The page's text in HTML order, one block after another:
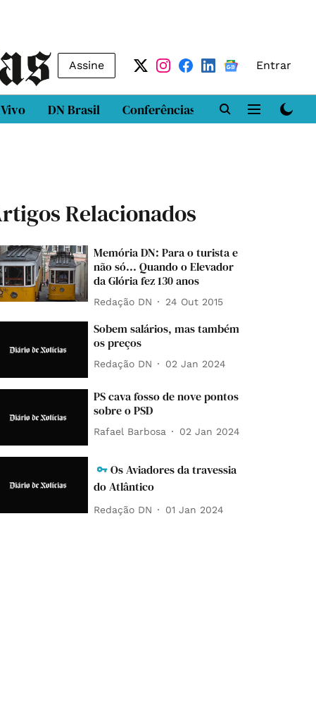
Assine Entrar
DN Brasil Conferências DN LAB
Relacionados
Memória DN: Para o turista e
não só... Quando o Elevador
da Glória fez 130 anos
Redação DN 24 Out 2015
Sobem salários, mas também
os preços
Redação DN 02 Jan 2024
PS cava fosso de nove pontos
sobre o PSD
Rafael Barbosa 02 Jan 2024
Os Aviadores da travessia
do Atlântico
Redação DN 01 Jan 2024